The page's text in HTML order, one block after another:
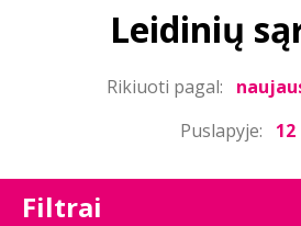
Leidinių
Rikiuoti pagal:
Puslapyje:
Filtrai